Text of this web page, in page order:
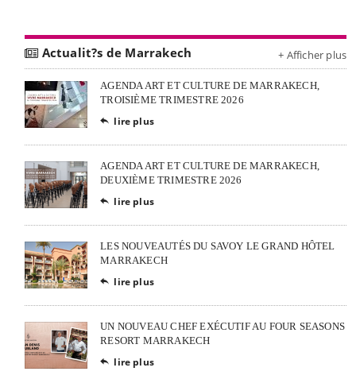
Actualit?s de Marrakech + Afficher plus
AGENDA ART ET CULTURE DE MARRAKECH,
TROISIÈME TRIMESTRE 2026
 lire plus
AGENDA ART ET CULTURE DE MARRAKECH,
DEUXIÈME TRIMESTRE 2026
 lire plus
LES NOUVEAUTÉS DU SAVOY LE GRAND HÔTEL
MARRAKECH
 lire plus
UN NOUVEAU CHEF EXÉCUTIF AU FOUR SEASONS
RESORT MARRAKECH
 lire plus